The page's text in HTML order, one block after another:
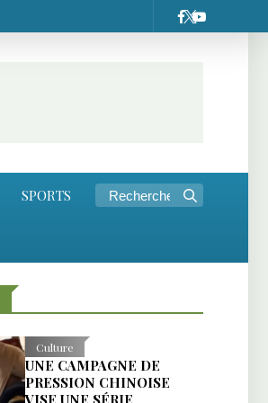
SPORTS
Culture
UNE CAMPAGNE DE
PRESSION CHINOISE